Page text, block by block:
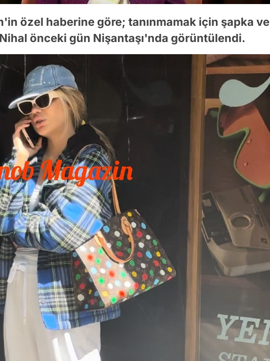
özel haberine göre; tanınmamak için şapka ve
önceki gün Nişantaşı'nda görüntülendi.